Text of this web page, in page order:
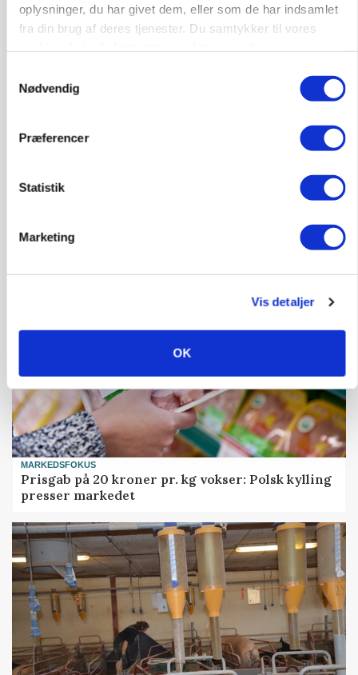
oplysninger, du har givet dem, eller som de har indsamlet
fra din brug af deres tjenester. Du samtykker til vores
Nødvendig
Præferencer
Statistik
Marketing
Vis detaljer
OK
18 montører står klar i høsten: Sådan holder PN
Maskiner landmænd i gang
MARKEDSFOKUS
Prisgab på 20 kroner pr. kg vokser: Polsk kylling
presser markedet